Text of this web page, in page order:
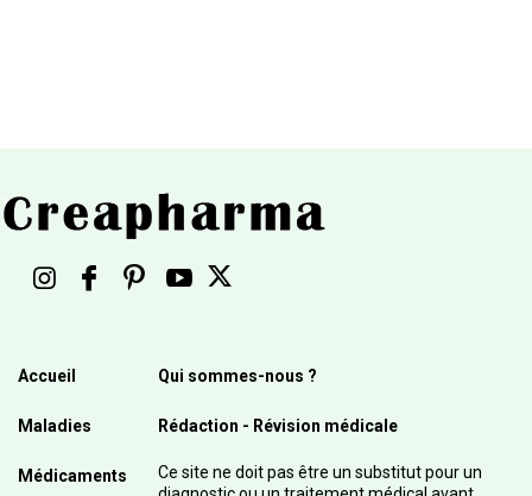
Accueil
Maladies
Médicaments
Qui sommes-nous ?
Rédaction - Révision médicale
Ce site ne doit pas être un substitut pour un